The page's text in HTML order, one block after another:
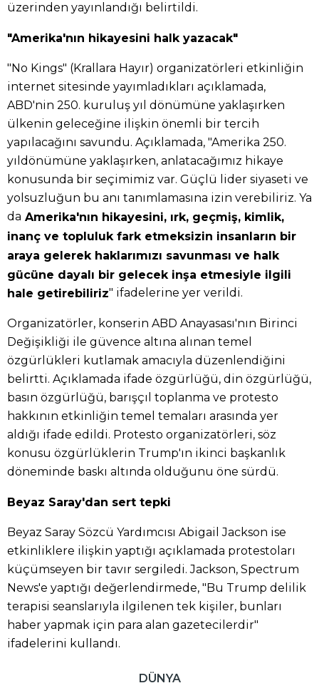
üzerinden yayınlandığı belirtildi.
"Amerika'nın hikayesini halk yazacak"
"No Kings" (Krallara Hayır) organizatörleri etkinliğin
internet sitesinde yayımladıkları açıklamada,
ABD'nin 250. kuruluş yıl dönümüne yaklaşırken
ülkenin geleceğine ilişkin önemli bir tercih
yapılacağını savundu. Açıklamada, "Amerika 250.
yıldönümüne yaklaşırken, anlatacağımız hikaye
konusunda bir seçimimiz var. Güçlü lider siyaseti ve
yolsuzluğun bu anı tanımlamasına izin verebiliriz. Ya
da Amerika'nın hikayesini, ırk, geçmiş, kimlik,
inanç ve topluluk fark etmeksizin insanların bir
araya gelerek haklarımızı savunması ve halk
gücüne dayalı bir gelecek inşa etmesiyle ilgili
hale getirebiliriz" ifadelerine yer verildi.
Organizatörler, konserin ABD Anayasası'nın Birinci
Değişikliği ile güvence altına alınan temel
özgürlükleri kutlamak amacıyla düzenlendiğini
belirtti. Açıklamada ifade özgürlüğü, din özgürlüğü,
basın özgürlüğü, barışçıl toplanma ve protesto
hakkının etkinliğin temel temaları arasında yer
aldığı ifade edildi. Protesto organizatörleri, söz
konusu özgürlüklerin Trump'ın ikinci başkanlık
döneminde baskı altında olduğunu öne sürdü.
Beyaz Saray'dan sert tepki
Beyaz Saray Sözcü Yardımcısı Abigail Jackson ise
etkinliklere ilişkin yaptığı açıklamada protestoları
küçümseyen bir tavır sergiledi. Jackson, Spectrum
News'e yaptığı değerlendirmede, "Bu Trump delilik
terapisi seanslarıyla ilgilenen tek kişiler, bunları
haber yapmak için para alan gazetecilerdir"
ifadelerini kullandı.
DÜNYA